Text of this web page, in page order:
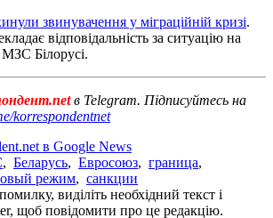
звинувачення у міграційній кризі.
відповідальність за ситуацію на
МЗС Білорусі.
в Telegram. Підписуйтесь на
korrespondentnet
в Google News
, Беларусь, Евросоюз, граница,
режим, санкции
виділіть необхідний текст і
щоб повідомити про це редакцію.